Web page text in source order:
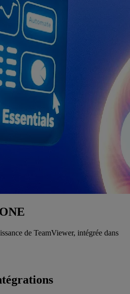
de TeamViewer, intégrée dans